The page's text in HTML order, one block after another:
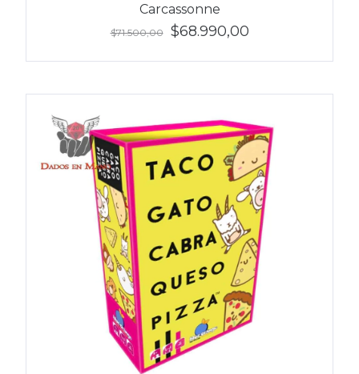
Carcassonne
$71.500,00 $68.990,00